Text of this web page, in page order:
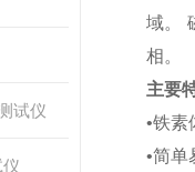
试仪
域。
相。
主要
•铁
•简单